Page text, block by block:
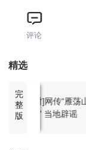
评论
精选
完
整
版
[24小时]网传“雁荡
达着火” 当地辟谣
20:00
20:33 新闻1+1